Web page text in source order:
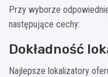
Przy wyborze
następujące cechy:
Dokładność
Najlepsze lokalizatory